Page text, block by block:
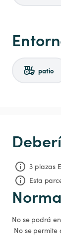
patio
3 plazas
Esta
No se podrá